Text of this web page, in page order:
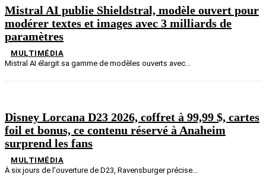
Mistral AI publie Shieldstral, modèle ouvert pour
modérer textes et images avec 3 milliards de
paramètres
MULTIMÉDIA
Mistral AI élargit sa gamme de modèles ouverts avec...
Disney Lorcana D23 2026, coffret à 99,99 $, cartes
foil et bonus, ce contenu réservé à Anaheim
surprend les fans
MULTIMÉDIA
À six jours de l'ouverture de D23, Ravensburger précise...